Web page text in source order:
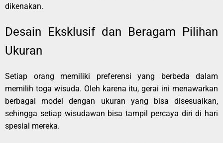
dikenakan.
Desain Eksklusif dan Beragam Pilihan
Ukuran
Setiap orang memiliki preferensi yang berbeda dalam
memilih toga wisuda. Oleh karena itu, gerai ini menawarkan
berbagai model dengan ukuran yang bisa disesuaikan,
sehingga setiap wisudawan bisa tampil percaya diri di hari
spesial mereka.